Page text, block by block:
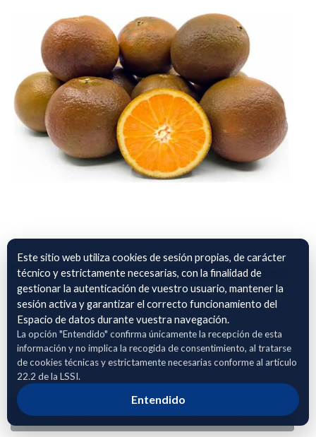
Cultivo citricos antioxidantes y
venta comercial
Datos agronómicos sobre el cultivo de cítricos,
especialmente de mandarinos y clementinas con hoja y
naranjas antioxidantes como la Navel Chocolate o Navel
Cara-cara.
Adhierete para solicitar acceso
Este sitio web utiliza cookies de sesión propias, de carácter
técnico y estrictamente necesarias, con la finalidad de
gestionar la autenticación de vuestro usuario, mantener la
sesión activa y garantizar el correcto funcionamiento del
Espacio de datos durante vuestra navegación.
La opción "Entendido" confirma únicamente la recepción de esta
información y no implica la recogida de consentimiento, al tratarse
de cookies técnicas y estrictamente necesarias conforme al artículo
22.2 de la LSSI.
Entendido